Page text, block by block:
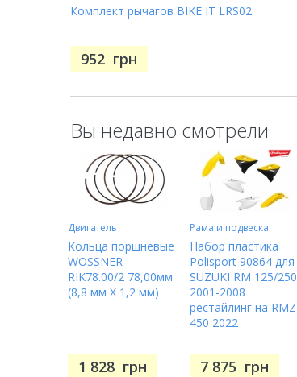
Комплект рычагов BIKE IT LRS02
952 грн
Вы недавно смотрели
Двигатель
Кольца поршневые
WOSSNER
RIK78.00/2 78,00мм
(8,8 мм X 1,2 мм)
1 828 грн
Рама и подвеска
Набор пластика
Polisport 90864 для
SUZUKI RM 125/250
2001-2008
рестайлинг на RMZ
450 2022
7 875 грн